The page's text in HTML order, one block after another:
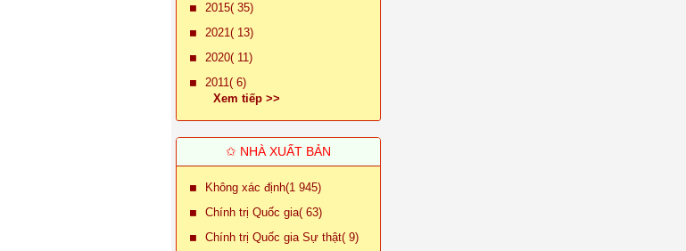
2015( 35)
2021( 13)
2020( 11)
2011( 6)
Xem tiếp >>
✩ NHÀ XUẤT BẢN
Không xác định(1 945)
Chính trị Quốc gia( 63)
Chính trị Quốc gia Sự thật( 9)